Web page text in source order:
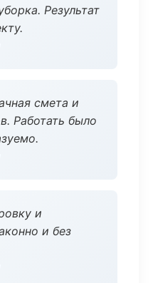
Результат
смета и
Работать было
и
и без